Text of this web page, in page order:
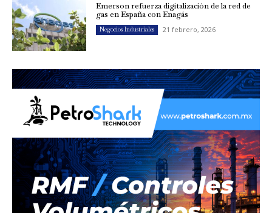
Emerson refuerza digitalización de la red de
gas en España con Enagás
Negocios Industriales 21 febrero, 2026